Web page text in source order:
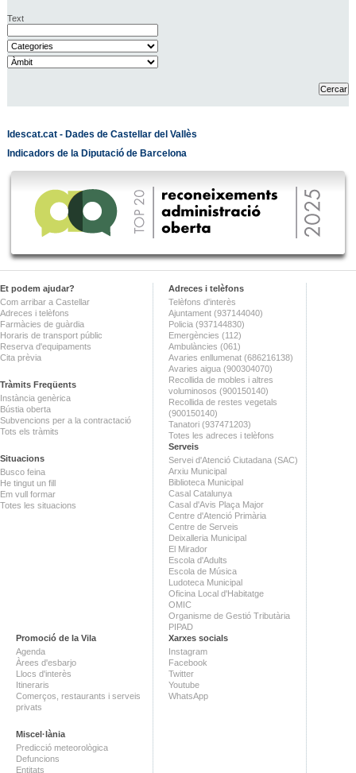
Text
Idescat.cat - Dades de Castellar del Vallès
Indicadors de la Diputació de Barcelona
Et podem ajudar?
Com arribar a Castellar
Adreces i telèfons
Farmàcies de guàrdia
Horaris de transport públic
Reserva d'equipaments
Cita prèvia
Tràmits Freqüents
Instància genèrica
Bústia oberta
Subvencions per a la contractació
Tots els tràmits
Situacions
Busco feina
He tingut un fill
Em vull formar
Totes les situacions
Adreces i telèfons
Telèfons d'interès
Ajuntament (937144040)
Policia (937144830)
Emergències (112)
Ambulàncies (061)
Avaries enllumenat (686216138)
Avaries aigua (900304070)
Recollida de mobles i altres
voluminosos (900150140)
Recollida de restes vegetals
(900150140)
Tanatori (937471203)
Totes les adreces i telèfons
Serveis
Servei d'Atenció Ciutadana (SAC)
Arxiu Municipal
Biblioteca Municipal
Casal Catalunya
Casal d'Avis Plaça Major
Centre d'Atenció Primària
Centre de Serveis
Deixalleria Municipal
El Mirador
Escola d'Adults
Escola de Música
Ludoteca Municipal
Oficina Local d'Habitatge
OMIC
Organisme de Gestió Tributària
PIPAD
Promoció de la Vila
Agenda
Àrees d'esbarjo
Llocs d'interès
Itineraris
Comerços, restaurants i serveis
privats
Miscel·lània
Predicció meteorològica
Defuncions
Entitats
Xarxes socials
Instagram
Facebook
Twitter
Youtube
WhatsApp